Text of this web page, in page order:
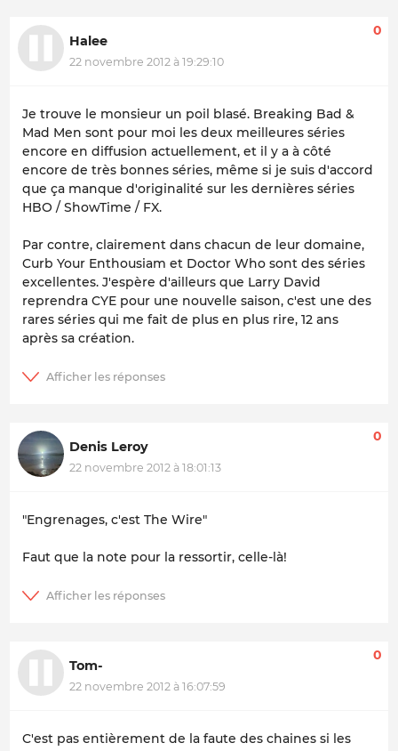
Halee
22 novembre 2012 à 19:29:10
0
Je trouve le monsieur un poil blasé. Breaking Bad &
Mad Men sont pour moi les deux meilleures séries
encore en diffusion actuellement, et il y a à côté
encore de très bonnes séries, même si je suis d'accord
que ça manque d'originalité sur les dernières séries
HBO / ShowTime / FX.
Par contre, clairement dans chacun de leur domaine,
Curb Your Enthousiam et Doctor Who sont des séries
excellentes. J'espère d'ailleurs que Larry David
reprendra CYE pour une nouvelle saison, c'est une des
rares séries qui me fait de plus en plus rire, 12 ans
après sa création.
Denis Leroy
22 novembre 2012 à 18:01:13
0
"Engrenages, c'est The Wire"
Faut que la note pour la ressortir, celle-là!
Tom-
22 novembre 2012 à 16:07:59
0
C'est pas entièrement de la faute des chaines si les